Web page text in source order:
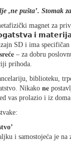
,ne pušta’. Stomak
magnet za
𝗶
SD i ima
ć𝐞 – za dobru
prihoda.
biblioteku,
Nikako 𝐧𝐞
vas prolazio i iz
i samostojeća je na